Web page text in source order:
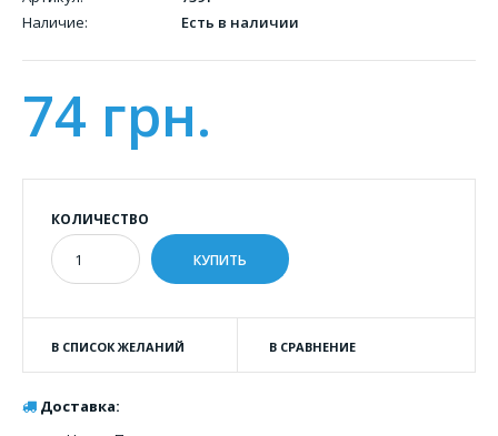
Наличие:
Есть в наличии
74 грн.
КОЛИЧЕСТВО
В СПИСОК ЖЕЛАНИЙ В СРАВНЕНИЕ
Доставка: